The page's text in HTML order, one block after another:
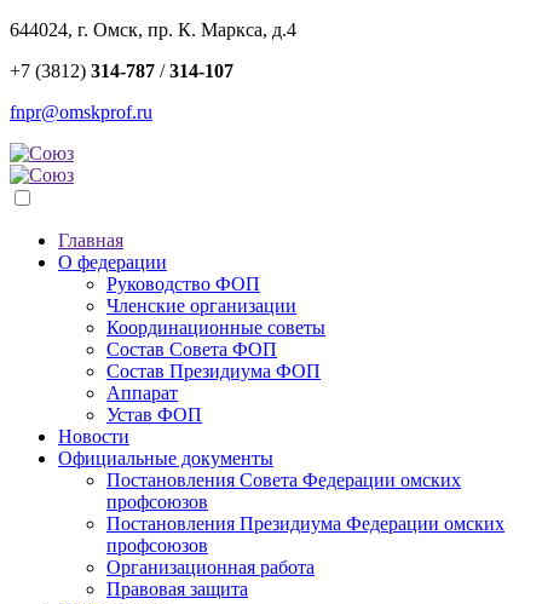
644024, г. Омск, пр. К. Маркса, д.4
+7 (3812) 314-787 /314-107
fnpr@omskprof.ru
Главная
О федерации
Руководство ФОП
Членские организации
Координационные советы
Состав Совета ФОП
Состав Президиума ФОП
Аппарат
Устав ФОП
Новости
Официальные документы
Постановления Совета Федерации омских
профсоюзов
Постановления Президиума Федерации омских
профсоюзов
Организационная работа
Правовая защита